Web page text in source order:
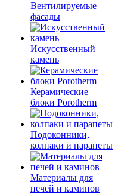
Вентилируемые
фасады
Искусственный
камень
Керамические
блоки Porotherm
Подоконники,
колпаки и парапеты
Материалы для
печей и каминов